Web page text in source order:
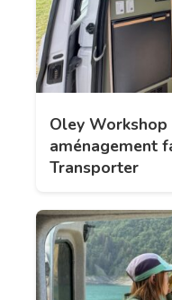
Oley Workshop
aménagement
Transporter